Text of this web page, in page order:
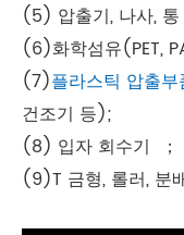
(5) 압출기, 나사,
(6)화학섬유(PET,
(7)플라스틱 압출
건조기 등);
(8) 입자 회수기 ；
(9)T 금형, 롤러, 분